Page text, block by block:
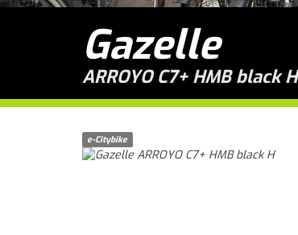
Gazelle
ARROYO C7+ HMB black H
e-Citybike